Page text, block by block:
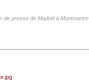
de presse de Madrid à Montmartre